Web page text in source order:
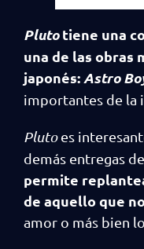
Plutotiene una
una de las obras
japonés:Astro
importantes de la
Plutoes
demás entregas
permite
de aquello que
amor o más bien